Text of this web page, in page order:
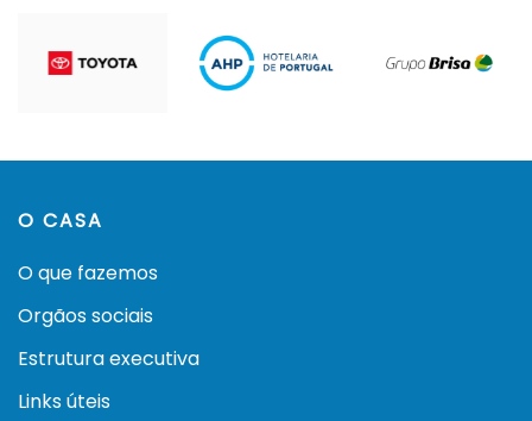
O CASA
O que fazemos
Orgãos sociais
Estrutura executiva
Links úteis